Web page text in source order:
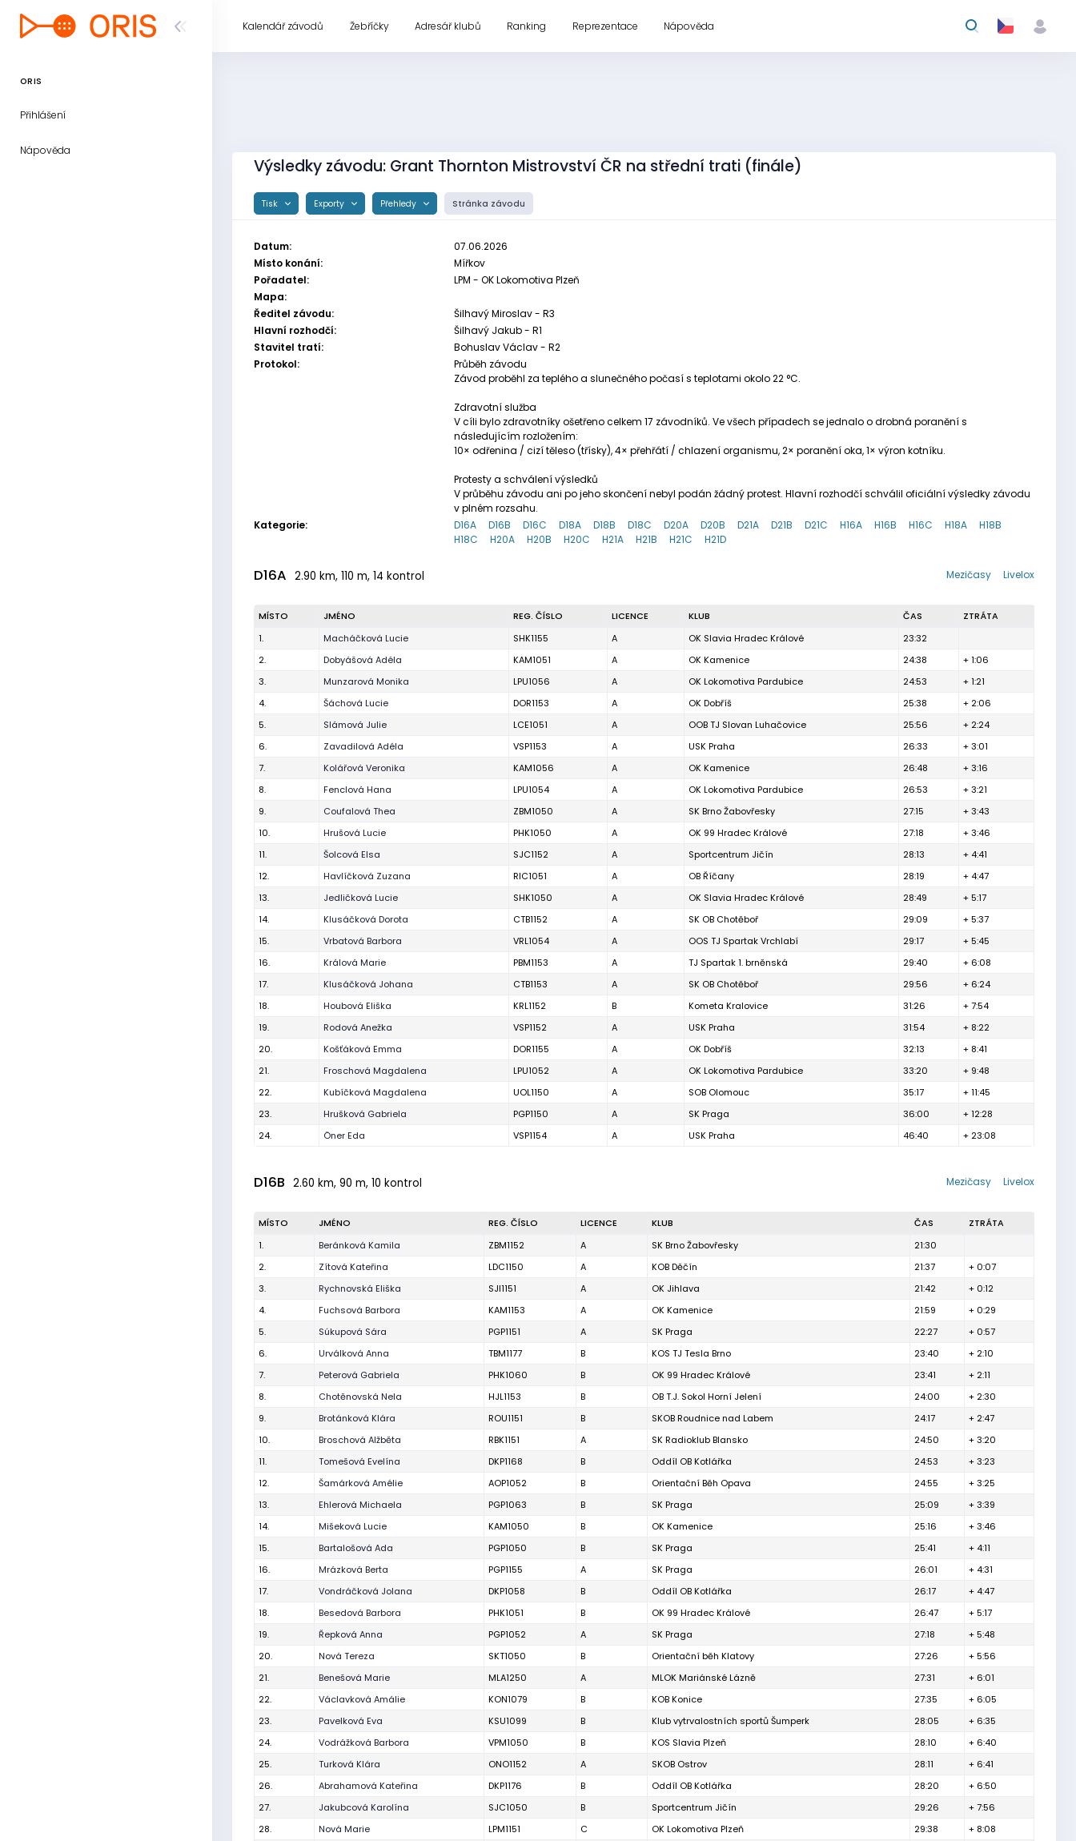
ORIS
Přihlášení
Nápověda
Kalendář závodů Žebříčky Adresář klubů Ranking Reprezentace Nápověda
Výsledky závodu: Grant Thornton Mistrovství ČR na střední trati (finále)
Tisk Exporty Přehledy Stránka závodu
Datum:
07.06.2026
Místo konání:
Mířkov
Pořadatel:
LPM - OK Lokomotiva Plzeň
Mapa:
Ředitel závodu:
Šilhavý Miroslav - R3
Hlavní rozhodčí:
Šilhavý Jakub - R1
Stavitel tratí:
Bohuslav Václav - R2
Protokol:
Průběh závodu
Závod proběhl za teplého a slunečného počasí s teplotami okolo 22 °C.
Zdravotní služba
V cíli bylo zdravotníky ošetřeno celkem 17 závodníků. Ve všech případech se jednalo o drobná poranění s
následujícím rozložením:
10× odřenina / cizí těleso (třísky), 4× přehřátí / chlazení organismu, 2× poranění oka, 1× výron kotníku.
Protesty a schválení výsledků
V průběhu závodu ani po jeho skončení nebyl podán žádný protest. Hlavní rozhodčí schválil oficiální výsledky závodu
v plném rozsahu.
Kategorie:
D16A D16B D16C D18A D18B D18C D20A D20B D21A D21B D21C H16A H16B H16C H18A
H18B
H18C
H20A H20B H20C H21A H21B H21C H21D
D16A 2.90 km, 110 m, 14 kontrol Livelox
Mezičasy
MÍSTO JMÉNO REG. ČÍSLO LICENCE KLUB ČAS
ZTRÁTA
1.
Macháčková Lucie SHK1155 A OK Slavia Hradec Králové
23:32
2.
Dobyášová Adéla KAM1051 A OK Kamenice 24:38
+ 1:06
3.
Munzarová Monika LPU1056 A OK Lokomotiva Pardubice 24:53
+ 1:21
4.
Šáchová Lucie DOR1153 A OK Dobříš 25:38
+ 2:06
5.
Slámová Julie LCE1051 A OOB TJ Slovan Luhačovice 25:56
+ 2:24
6.
Zavadilová Adéla VSP1153 A USK Praha 26:33
+ 3:01
7.
Kolářová Veronika KAM1056 A OK Kamenice 26:48
+ 3:16
8.
Fenclová Hana LPU1054 A OK Lokomotiva Pardubice 26:53
+ 3:21
9.
Coufalová Thea ZBM1050 A SK Brno Žabovřesky 27:15
+ 3:43
10.
Hrušová Lucie PHK1050 A OK 99 Hradec Králové 27:18
+ 3:46
11.
Šolcová Elsa SJC1152 A Sportcentrum Jičín 28:13
+ 4:41
12.
Havlíčková Zuzana RIC1051 A OB Říčany 28:19
+ 4:47
13.
Jedličková Lucie SHK1050 A OK Slavia Hradec Králové 28:49
+ 5:17
14.
Klusáčková Dorota CTB1152 A SK OB Chotěboř 29:09
+ 5:37
15.
Vrbatová Barbora VRL1054 A OOS TJ Spartak Vrchlabí 29:17
+ 5:45
16.
Králová Marie PBM1153 A TJ Spartak 1. brněnská 29:40
+ 6:08
17.
Klusáčková Johana CTB1153 A SK OB Chotěboř 29:56
+ 6:24
18.
Houbová Eliška KRL1152 B Kometa Kralovice 31:26
+ 7:54
19.
Rodová Anežka VSP1152 A USK Praha 31:54
+ 8:22
20.
Košťáková Emma DOR1155 A OK Dobříš 32:13
+ 8:41
21.
Froschová Magdalena LPU1052 A OK Lokomotiva Pardubice 33:20
+ 9:48
22.
Kubíčková Magdalena UOL1150 A SOB Olomouc 35:17
+ 11:45
23.
Hrušková Gabriela PGP1150 A SK Praga 36:00
+ 12:28
24.
Öner Eda VSP1154 A USK Praha 46:40 + 23:08
D16B 2.60 km, 90 m, 10 kontrol Livelox
Mezičasy
MÍSTO JMÉNO REG. ČÍSLO LICENCE KLUB ČAS
ZTRÁTA
1.
Beránková Kamila ZBM1152 A SK Brno Žabovřesky
21:30
2.
Zítová Kateřina LDC1150 A KOB Děčín 21:37
+ 0:07
3.
Rychnovská Eliška SJI1151 A OK Jihlava 21:42
+ 0:12
4.
Fuchsová Barbora KAM1153 A OK Kamenice 21:59
+ 0:29
5.
Súkupová Sára PGP1151 A SK Praga 22:27
+ 0:57
6.
Urválková Anna TBM1177 B KOS TJ Tesla Brno 23:40
+ 2:10
7.
Peterová Gabriela PHK1060 B OK 99 Hradec Králové 23:41
+ 2:11
8.
Chotěnovská Nela HJL1153 B OB T.J. Sokol Horní Jelení 24:00
+ 2:30
9.
Brotánková Klára ROU1151 B SKOB Roudnice nad Labem 24:17
+ 2:47
10.
Broschová Alžběta RBK1151 A SK Radioklub Blansko 24:50
+ 3:20
11.
Tomešová Evelína DKP1168 B Oddíl OB Kotlářka 24:53
+ 3:23
12.
Šamárková Amélie AOP1052 B Orientační Běh Opava 24:55
+ 3:25
13.
Ehlerová Michaela PGP1063 B SK Praga 25:09
+ 3:39
14.
Mišeková Lucie KAM1050 B OK Kamenice 25:16
+ 3:46
15.
Bartalošová Ada PGP1050 B SK Praga 25:41
+ 4:11
16.
Mrázková Berta PGP1155 A SK Praga 26:01
+ 4:31
17.
Vondráčková Jolana DKP1058 B Oddíl OB Kotlářka 26:17
+ 4:47
18.
Besedová Barbora PHK1051 B OK 99 Hradec Králové 26:47
+ 5:17
19.
Řepková Anna PGP1052 A SK Praga 27:18
+ 5:48
20.
Nová Tereza SKT1050 B Orientační běh Klatovy 27:26
+ 5:56
21.
Benešová Marie MLA1250 A MLOK Mariánské Lázně 27:31
+ 6:01
22.
Václavková Amálie KON1079 B KOB Konice 27:35
+ 6:05
23.
Pavelková Eva KSU1099 B Klub vytrvalostních sportů Šumperk 28:05
+ 6:35
24.
Vodrážková Barbora VPM1050 B KOS Slavia Plzeň 28:10
+ 6:40
25.
Turková Klára ONO1152 A SKOB Ostrov 28:11
+ 6:41
26.
Abrahamová Kateřina DKP1176 B Oddíl OB Kotlářka 28:20
+ 6:50
27.
Jakubcová Karolína SJC1050 B Sportcentrum Jičín 29:26
+ 7:56
28.
Nová Marie LPM1151 C OK Lokomotiva Plzeň 29:38
+ 8:08